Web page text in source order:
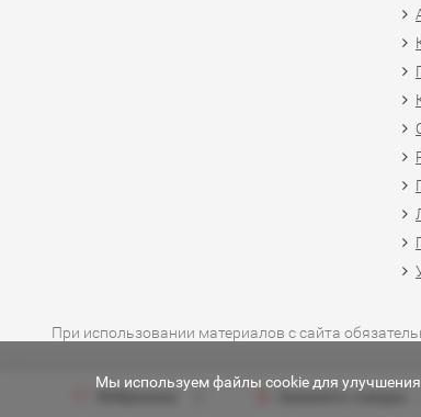
При использовании материалов с сайта
Сравнить товары
Мы используем файлы cookie для